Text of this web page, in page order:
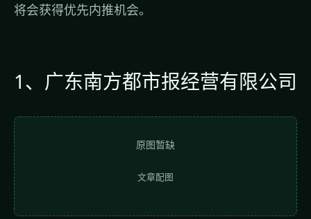
将会获得优先内推机会。
1、广东南方都市报经营有限公司
原图暂缺
文章配图